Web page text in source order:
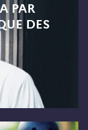
PAR
DES